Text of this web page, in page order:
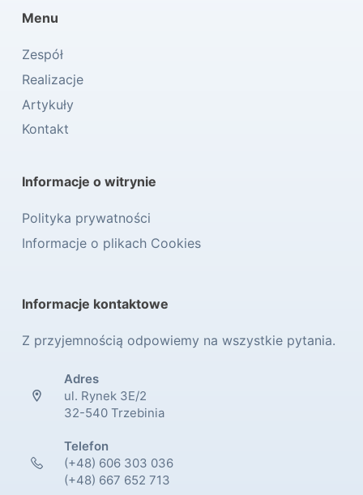
Menu
Zespół
Realizacje
Artykuły
Kontakt
Informacje o witrynie
Polityka prywatności
Informacje o plikach Cookies
Informacje kontaktowe
Z przyjemnością odpowiemy na wszystkie pytania.
Adres
ul. Rynek 3E/2
32-540 Trzebinia
Telefon
(+48) 606 303 036
(+48) 667 652 713